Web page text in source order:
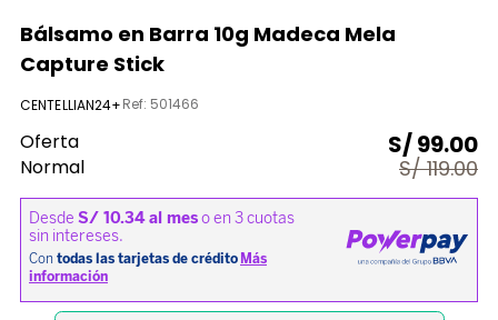
Bálsamo en Barra 10g Madeca Mela
Capture Stick
CENTELLIAN24+Ref: 501466
Oferta S/99.00
Normal S/119.00